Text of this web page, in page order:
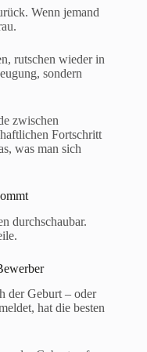
Wenn jemand
rutschen wieder in
sondern
zwischen
Fortschritt
was man sich
durchschaubar.
der Geburt – oder
hat die besten